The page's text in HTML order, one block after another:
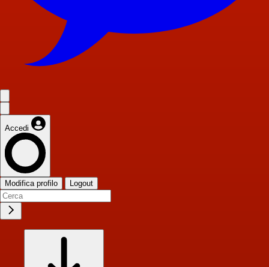
Accedi
Modifica profilo Logout